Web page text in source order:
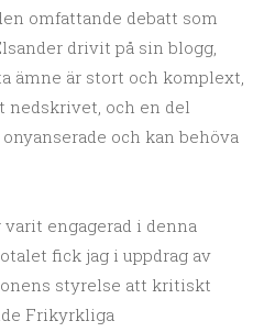
omfattande debatt som
drivit på sin blogg,
ämne är stort och komplext,
nedskrivet, och en del
och kan behöva
varit engagerad i denna
fick jag i uppdrag av
styrelse att kritiskt
Frikyrkliga